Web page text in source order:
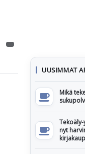
UUSIMMAT
Mikä
nyt